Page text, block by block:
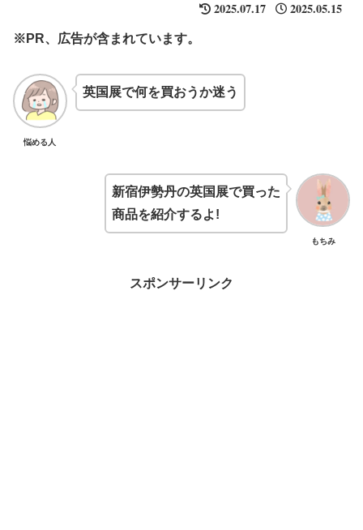
2025.07.17 2025.05.15
※PR、広告が含まれています。
悩める人
英国展で何を買おうか迷う
もちみ
新宿伊勢丹の英国展で買った
商品を紹介するよ!
スポンサーリンク